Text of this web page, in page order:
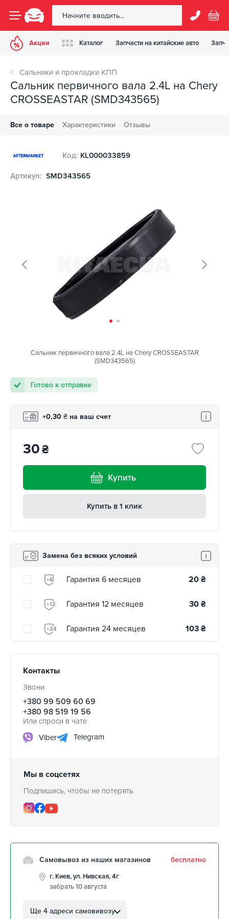
Акции Каталог Запчасти на китайские авто
Сальники и прокладки КПП
Сальник первичного вала 2.4L на Chery
CROSSEASTAR (SMD343565)
Все о товаре Характеристики Отзывы
Код: KL000033859
Артикул: SMD343565
Сальник первичного вала 2.4L на Chery CROSSEASTAR
(SMD343565)
Готово к отправке
+0,30 ₴ на ваш счет
30₴
Купить
Купить в 1 клик
Замена без всяких условий
+6 Гарантия 6 месяцев 20 ₴
+12 Гарантия 12 месяцев 30 ₴
+24 Гарантия 24 месяцев 103 ₴
Контакты
Звони
+380 99 509 60 69
+380 98 519 19 56
Или спроси в чате
Viber
Telegram
Мы в соцсетях
Подпишись, чтобы не потерять
Самовывоз из наших магазинов бесплатно
г. Киев, ул. Нивская, 4г
забрать 10 августа
Автолюбителей, 8а
Ще 4 адреси самовивозу